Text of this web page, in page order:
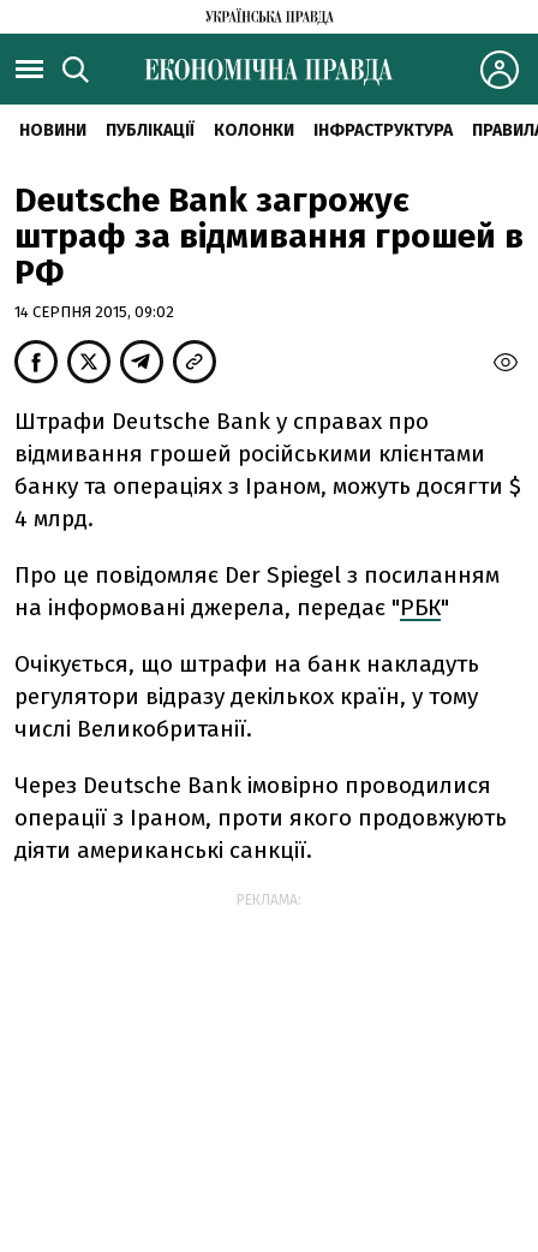
НОВИНИ ПУБЛІКАЦІЇ КОЛОНКИ ІНФРАСТРУКТУРА
Deutsche Bank загрожує
штраф за відмивання грошей в
РФ
14 СЕРПНЯ 2015, 09:02
Штрафи Deutsche Bank у справах про
відмивання грошей російськими клієнтами
банку та операціях з Іраном, можуть досягти $
4 млрд.
Про це повідомляє Der Spiegel з посиланням
на інформовані джерела, передає "РБК"
Очікується, що штрафи на банк накладуть
регулятори відразу декількох країн, у тому
числі Великобританії.
Через Deutsche Bank імовірно проводилися
операції з Іраном, проти якого продовжують
діяти американські санкції.
РЕКЛАМА: